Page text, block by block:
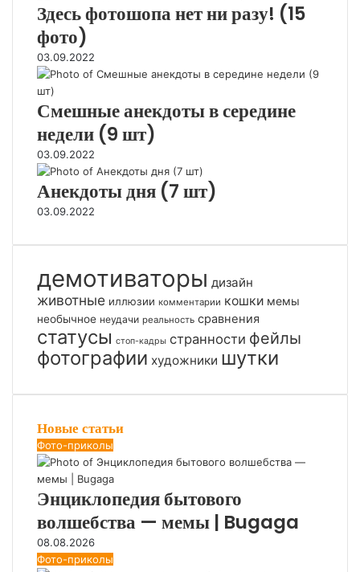
Здесь фотошопа нет ни разу! (15
фото)
03.09.2022
Смешные анекдоты в середине
недели (9 шт)
03.09.2022
Анекдоты дня (7 шт)
03.09.2022
демотиваторы дизайн
животные иллюзии комментарии кошки мемы
необычное неудачи реальность сравнения
статусы стоп-кадры странности фейлы
фотографии художники шутки
Новые статьи
Фото-приколы
Энциклопедия бытового
волшебства — мемы | Bugaga
08.08.2026
Фото-приколы